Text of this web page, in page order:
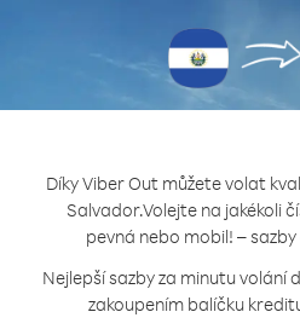
Díky Viber Out můžete volat
Salvador.Volejte na jakékoli
pevná nebo mobil! –
Nejlepší sazby za minutu volání
zakoupením balíčku